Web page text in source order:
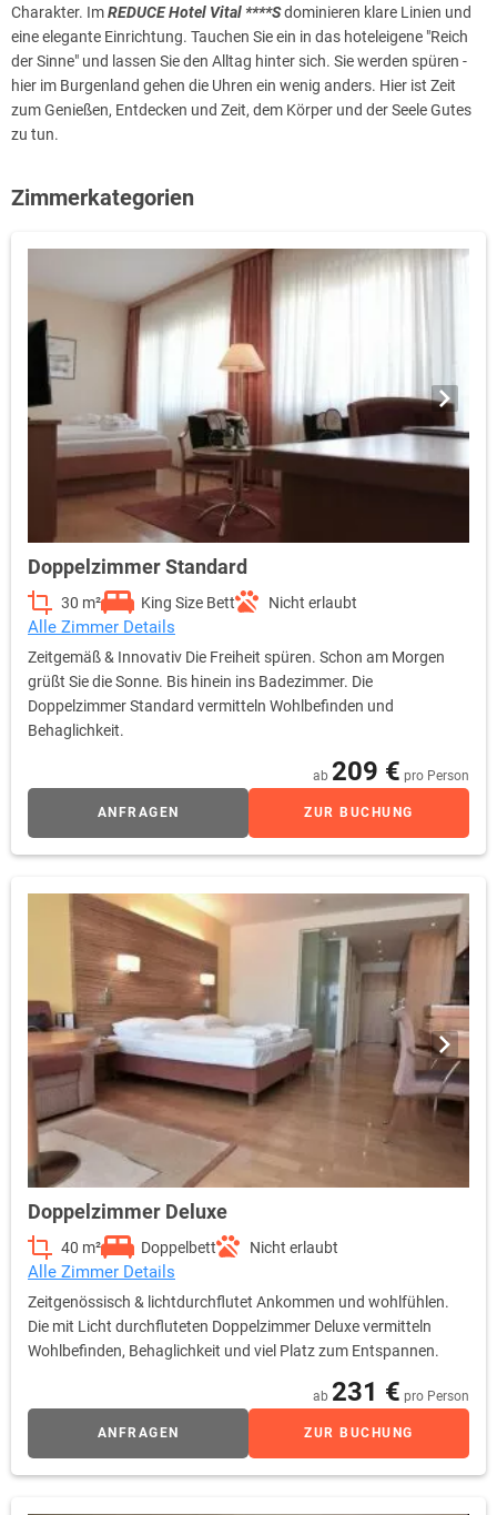
Charakter. ImREDUCE Hotel Vital ****Sdominieren klare Linien und
eine elegante Einrichtung. Tauchen Sie ein in das hoteleigene "Reich
der Sinne" und lassen Sie den Alltag hinter sich. Sie werden spüren -
hier im Burgenland gehen die Uhren ein wenig anders. Hier ist Zeit
zum Genießen, Entdecken und Zeit, dem Körper und der Seele Gutes
zu tun.
Zimmerkategorien
Doppelzimmer Standard
30 m² King Size Bett Nicht erlaubt
Alle Zimmer Details
Zeitgemäß & Innovativ Die Freiheit spüren. Schon am Morgen
grüßt Sie die Sonne. Bis hinein ins Badezimmer. Die
Doppelzimmer Standard vermitteln Wohlbefinden und
Behaglichkeit.
ab 209 € pro Person
ANFRAGEN ZUR BUCHUNG
Doppelzimmer Deluxe
40 m² Doppelbett Nicht erlaubt
Alle Zimmer Details
Zeitgenössisch & lichtdurchflutet Ankommen und wohlfühlen.
Die mit Licht durchfluteten Doppelzimmer Deluxe vermitteln
Wohlbefinden, Behaglichkeit und viel Platz zum Entspannen.
ab 231 € pro Person
ANFRAGEN ZUR BUCHUNG